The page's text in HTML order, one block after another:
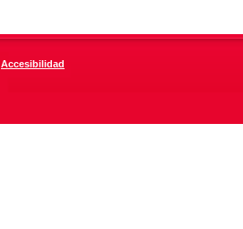
Accesibilidad